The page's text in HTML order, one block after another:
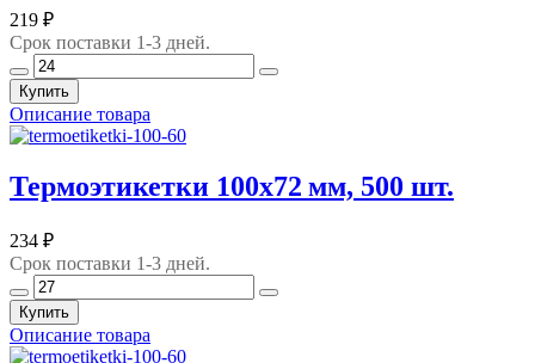
219 ₽
Срок поставки 1-3 дней.
Купить
Описание товара
Термоэтикетки 100х72 мм, 500 шт.
234 ₽
Срок поставки 1-3 дней.
Купить
Описание товара